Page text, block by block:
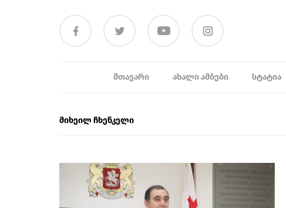
ᲛᲗᲐᲕᲐᲠᲘ ᲐᲮᲐᲚᲘ ᲐᲛᲑᲔᲑᲘ ᲡᲢᲐᲢᲘᲐ
მიხეილ ჩხენკელი